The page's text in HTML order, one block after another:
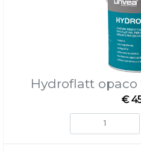
Hydroflatt opaco
€